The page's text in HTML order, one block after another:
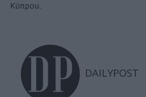
Κύπρου.
DAILYPOST